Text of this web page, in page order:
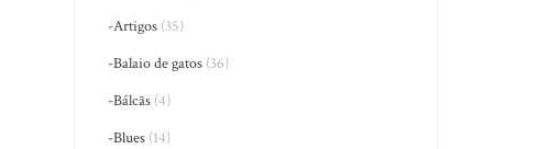
-Artigos (35)
-Balaio de gatos (36)
-Bálcãs (4)
-Blues (14)